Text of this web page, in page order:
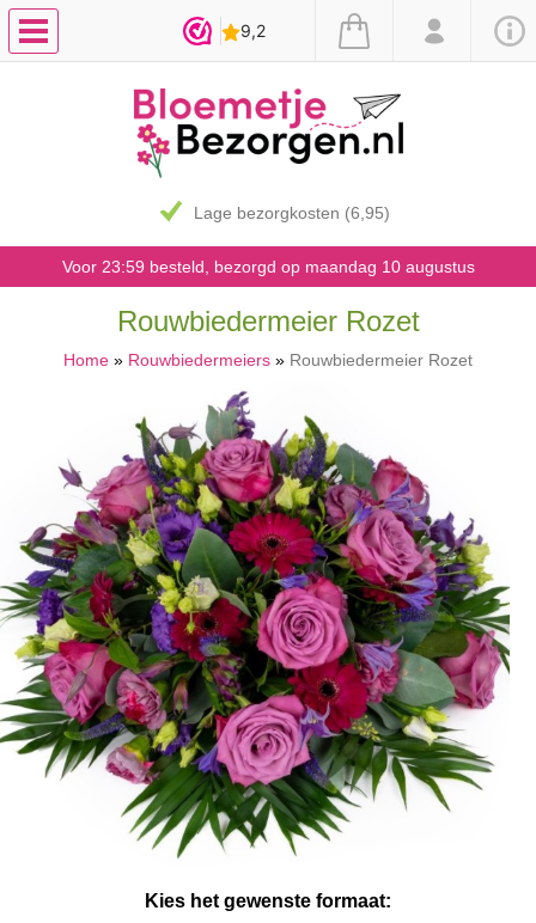
Lage bezorgkosten (6,95)
Voor 23:59 besteld, bezorgd op maandag 10 augustus
Rouwbiedermeier Rozet
Home » Rouwbiedermeiers » Rouwbiedermeier Rozet
Kies het gewenste formaat: